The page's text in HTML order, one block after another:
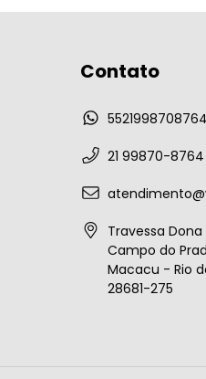
Contato
5521998708764
21 99870-8764
Travessa
Campo do
Macacu - Rio
28681-275